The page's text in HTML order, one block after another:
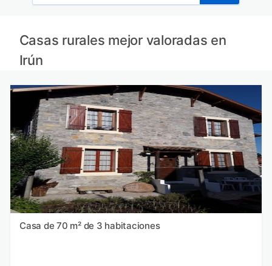
Casas rurales mejor valoradas en
Irún
Casa de 70 m² de 3 habitaciones